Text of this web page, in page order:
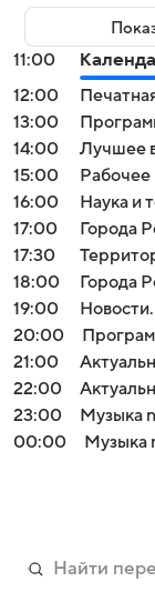
11:00
12:00
13:00
14:00
Лучшее
15:00
Рабочее
16:00
Наука и
17:00
Города
17:30
18:00
Города
19:00
20:00
21:00
22:00
23:00
Музыка
00:00
Музыка